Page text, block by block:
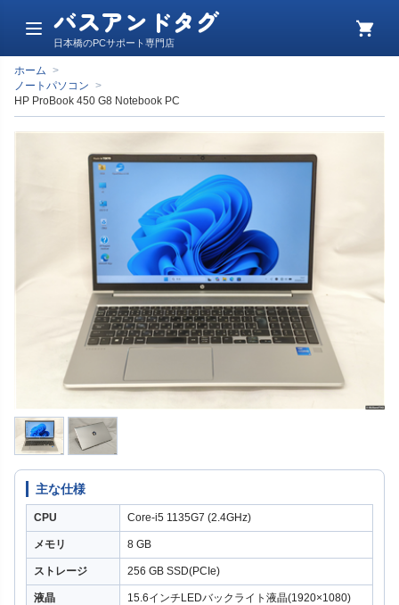
メ
ュ
ー
バスアンドタグ
日本橋のPCサポート専門店
カ
ホーム >
ノートパソコン >
HP ProBook 450 G8 Notebook PC
主な仕様
CPU Core-i5 1135G7 (2.4GHz)
メモリ 8 GB
ストレージ 256 GB SSD(PCIe)
液晶 15.6インチLEDバックライト液晶(1920×1080)